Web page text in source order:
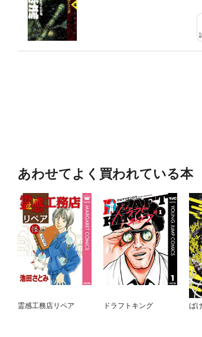
あわせてよく買われている本
霊感工務店リペア ドラフトキング ば